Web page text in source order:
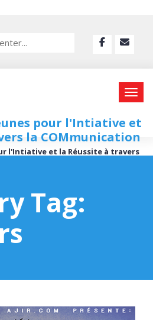
pour l'Intiative et
la COMmunication
l'Intiative et la Réussite à travers
Tag: